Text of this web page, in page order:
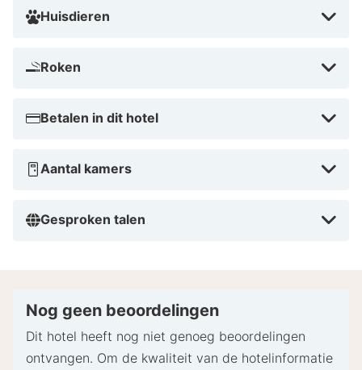
Huisdieren
Roken
Betalen in dit hotel
Aantal kamers
Gesproken talen
Nog geen beoordelingen
Dit hotel heeft nog niet genoeg beoordelingen
ontvangen. Om de kwaliteit van de hotelinformatie